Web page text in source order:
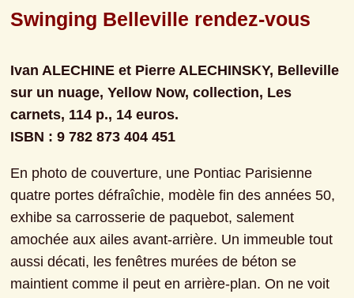
Swinging Belleville rendez-vous
Ivan ALECHINE et Pierre ALECHINSKY, Belleville
sur un nuage, Yellow Now, collection, Les
carnets, 114 p., 14 euros.
ISBN : 9 782 873 404 451
En photo de couverture, une Pontiac Parisienne
quatre portes défraîchie, modèle fin des années 50,
exhibe sa carrosserie de paquebot, salement
amochée aux ailes avant-arrière. Un immeuble tout
aussi décati, les fenêtres murées de béton se
maintient comme il peut en arrière-plan. On ne voit